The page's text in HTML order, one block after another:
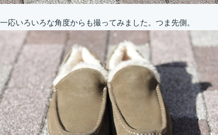
一応いろいろな角度からも撮ってみました。つま先側。